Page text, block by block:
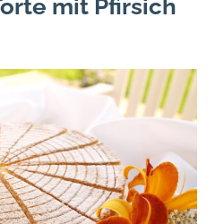
mit Pfirsich